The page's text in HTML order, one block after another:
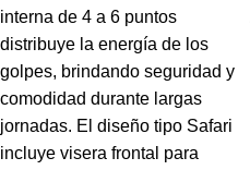
interna de 4 a 6 puntos
distribuye la energía de los
golpes, brindando seguridad y
comodidad durante largas
jornadas. El diseño tipo Safari
incluye visera frontal para